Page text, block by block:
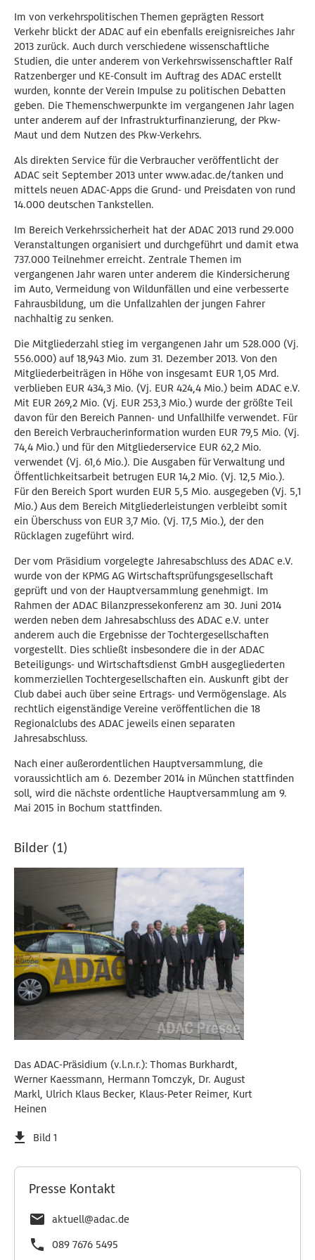
Im von verkehrspolitischen Themen geprägten Ressort
Verkehr blickt der ADAC auf ein ebenfalls ereignisreiches Jahr
2013 zurück. Auch durch verschiedene wissenschaftliche
Studien, die unter anderem von Verkehrswissenschaftler Ralf
Ratzenberger und KE-Consult im Auftrag des ADAC erstellt
wurden, konnte der Verein Impulse zu politischen Debatten
geben. Die Themenschwerpunkte im vergangenen Jahr lagen
unter anderem auf der Infrastrukturfinanzierung, der Pkw-
Maut und dem Nutzen des Pkw-Verkehrs.
Als direkten Service für die Verbraucher veröffentlicht der
ADAC seit September 2013 unter www.adac.de/tanken und
mittels neuen ADAC-Apps die Grund- und Preisdaten von rund
14.000 deutschen Tankstellen.
Im Bereich Verkehrssicherheit hat der ADAC 2013 rund 29.000
Veranstaltungen organisiert und durchgeführt und damit etwa
737.000 Teilnehmer erreicht. Zentrale Themen im
vergangenen Jahr waren unter anderem die Kindersicherung
im Auto, Vermeidung von Wildunfällen und eine verbesserte
Fahrausbildung, um die Unfallzahlen der jungen Fahrer
nachhaltig zu senken.
Die Mitgliederzahl stieg im vergangenen Jahr um 528.000 (Vj.
556.000) auf 18,943 Mio. zum 31. Dezember 2013. Von den
Mitgliederbeiträgen in Höhe von insgesamt EUR 1,05 Mrd.
verblieben EUR 434,3 Mio. (Vj. EUR 424,4 Mio.) beim ADAC e.V.
Mit EUR 269,2 Mio. (Vj. EUR 253,3 Mio.) wurde der größte Teil
davon für den Bereich Pannen- und Unfallhilfe verwendet. Für
den Bereich Verbraucherinformation wurden EUR 79,5 Mio. (Vj.
74,4 Mio.) und für den Mitgliederservice EUR 62,2 Mio.
verwendet (Vj. 61,6 Mio.). Die Ausgaben für Verwaltung und
Öffentlichkeitsarbeit betrugen EUR 14,2 Mio. (Vj. 12,5 Mio.).
Für den Bereich Sport wurden EUR 5,5 Mio. ausgegeben (Vj. 5,1
Mio.) Aus dem Bereich Mitgliederleistungen verbleibt somit
ein Überschuss von EUR 3,7 Mio. (Vj. 17,5 Mio.), der den
Rücklagen zugeführt wird.
Der vom Präsidium vorgelegte Jahresabschluss des ADAC e.V.
wurde von der KPMG AG Wirtschaftsprüfungsgesellschaft
geprüft und von der Hauptversammlung genehmigt. Im
Rahmen der ADAC Bilanzpressekonferenz am 30. Juni 2014
werden neben dem Jahresabschluss des ADAC e.V. unter
anderem auch die Ergebnisse der Tochtergesellschaften
vorgestellt. Dies schließt insbesondere die in der ADAC
Beteiligungs- und Wirtschaftsdienst GmbH ausgegliederten
kommerziellen Tochtergesellschaften ein. Auskunft gibt der
Club dabei auch über seine Ertrags- und Vermögenslage. Als
rechtlich eigenständige Vereine veröffentlichen die 18
Regionalclubs des ADAC jeweils einen separaten
Jahresabschluss.
Nach einer außerordentlichen Hauptversammlung, die
voraussichtlich am 6. Dezember 2014 in München stattfinden
soll, wird die nächste ordentliche Hauptversammlung am 9.
Mai 2015 in Bochum stattfinden.
Bilder (1)
Das ADAC-Präsidium (v.l.n.r.): Thomas Burkhardt,
Werner Kaessmann, Hermann Tomczyk, Dr. August
Markl, Ulrich Klaus Becker, Klaus-Peter Reimer, Kurt
Heinen
Bild 1
Presse Kontakt
aktuell@adac.de
089 7676 5495